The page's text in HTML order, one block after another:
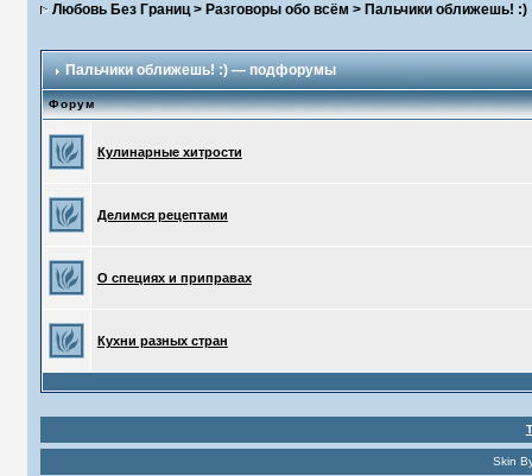
Любовь Без Границ> Разговоры обо всём > Пальчики оближешь! :)
Пальчики оближешь! :) — подфорумы
Форум
Кулинарные хитрости
Делимся рецептами
О специях и приправах
Кухни разных стран
Skin